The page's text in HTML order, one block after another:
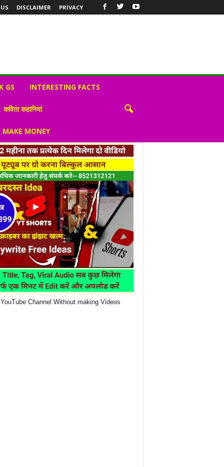
DISCLAIMER PRIVACY
GS INTERESTING FACTS
कविता कहानियां
MONEY
Channel Without making Videos